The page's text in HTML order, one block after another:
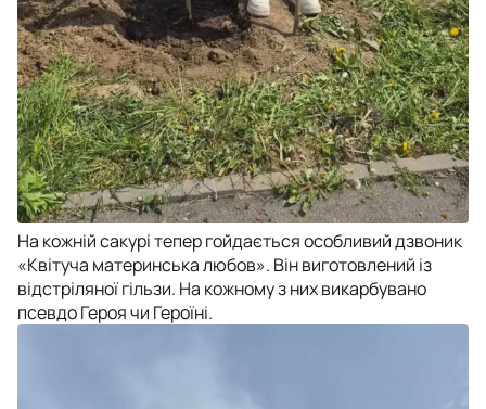
На кожній сакурі тепер гойдається особливий дзвоник
«Квітуча материнська любов». Він виготовлений із
відстріляної гільзи. На кожному з них викарбувано
псевдо Героя чи Героїні.